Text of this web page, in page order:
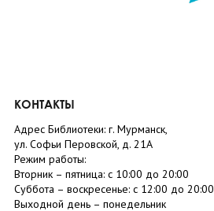
КОНТАКТЫ
Адрес Библиотеки: г. Мурманск,
ул. Софьи Перовской, д. 21А
Режим работы:
Вторник – пятница: с 10:00 до 20:00
Суббота – воскресенье: c 12:00 до 20:00
Выходной день – понедельник